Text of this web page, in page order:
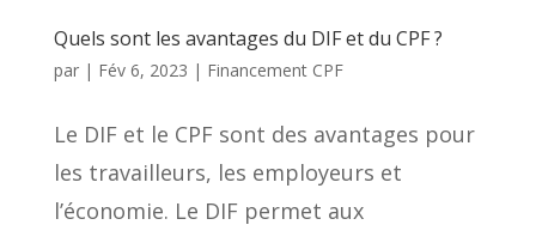
Quels sont les avantages du DIF et du CPF ?
par | Fév 6, 2023 | Financement CPF
Le DIF et le CPF sont des avantages pour
les travailleurs, les employeurs et
l’économie. Le DIF permet aux